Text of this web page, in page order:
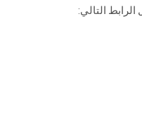
التالي: